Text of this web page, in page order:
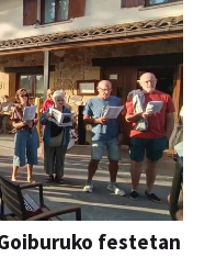
festetan